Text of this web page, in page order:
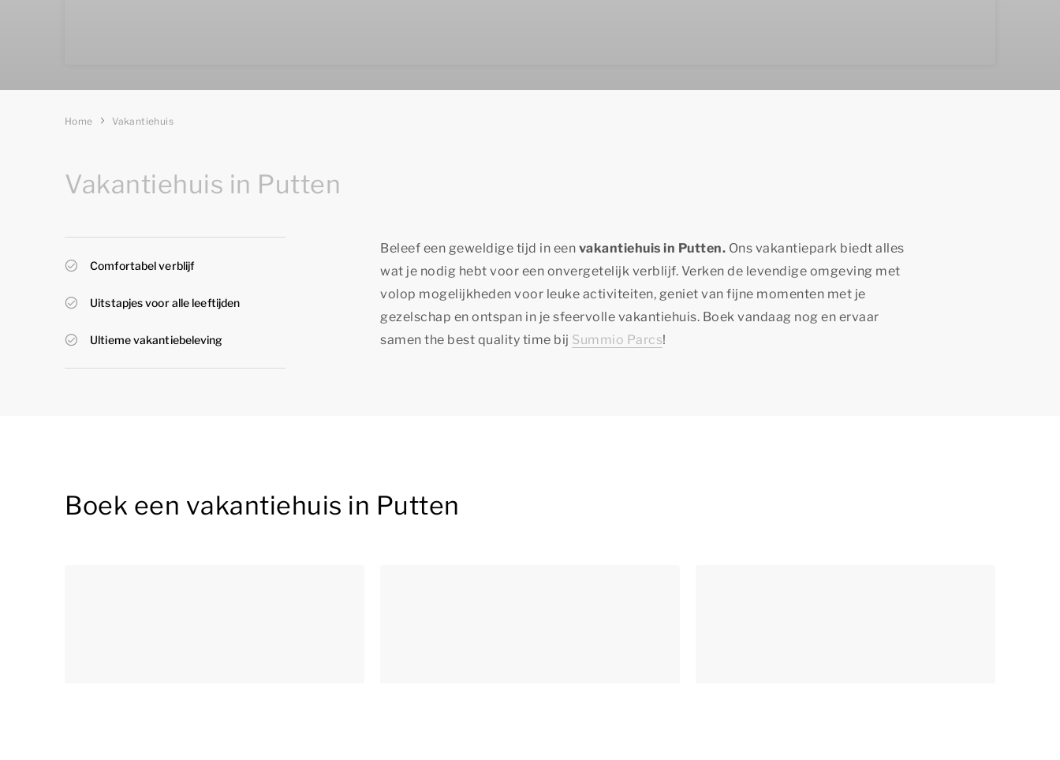
Home Vakantiehuis
Vakantiehuis in Putten
Comfortabel verblijf
Uitstapjes voor alle leeftijden
Ultieme vakantiebeleving
Beleef een geweldige tijd in een vakantiehuis in Putten. Ons vakantiepark biedt alles
wat je nodig hebt voor een onvergetelijk verblijf. Verken de levendige omgeving met
volop mogelijkheden voor leuke activiteiten, geniet van fijne momenten met je
gezelschap en ontspan in je sfeervolle vakantiehuis. Boek vandaag nog en ervaar
samen the best quality time bij Summio Parcs!
Boek een vakantiehuis in Putten